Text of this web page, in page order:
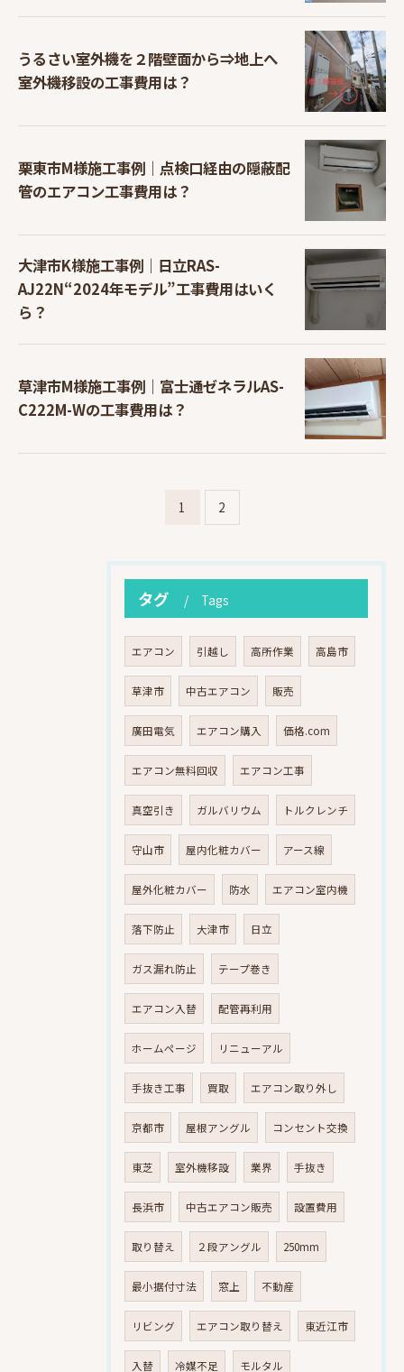
うるさい室外機を２階壁面から⇒地上へ
室外機移設の工事費用は？
栗東市M様施工事例｜点検口経由の隠蔽配
管のエアコン工事費用は？
大津市K様施工事例｜日立RAS-
AJ22N“2024年モデル”工事費用はいく
ら？
草津市M様施工事例｜富士通ゼネラルAS-
C222M-Wの工事費用は？
1 2
タグ Tags
エアコン 引越し 高所作業 高島市
草津市 中古エアコン 販売
廣田電気 エアコン購入 価格.com
エアコン無料回収 エアコン工事
真空引き ガルバリウム トルクレンチ
守山市 屋内化粧カバー アース線
屋外化粧カバー 防水 エアコン室内機
落下防止 大津市 日立
ガス漏れ防止 テープ巻き
エアコン入替 配管再利用
ホームページ リニューアル
手抜き工事 買取 エアコン取り外し
京都市 屋根アングル コンセント交換
東芝 室外機移設 業界 手抜き
長浜市 中古エアコン販売 設置費用
取り替え ２段アングル 250mm
最小据付寸法 窓上 不動産
リビング エアコン取り替え 東近江市
入替 冷媒不足 モルタル